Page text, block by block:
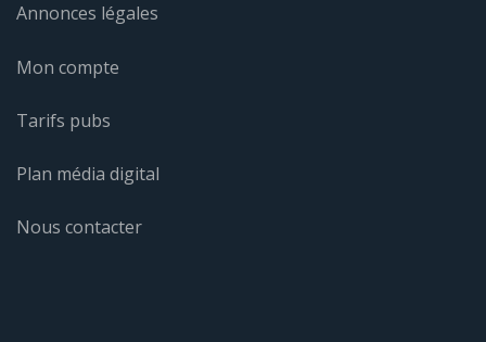
Annonces légales
Mon compte
Tarifs pubs
Plan média digital
Nous contacter